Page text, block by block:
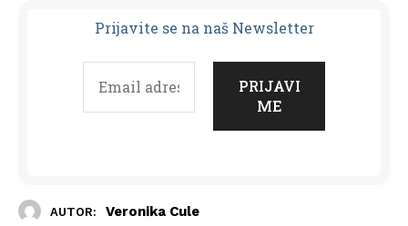
Prijavite se na naš Newsletter
AUTOR: Veronika Cule